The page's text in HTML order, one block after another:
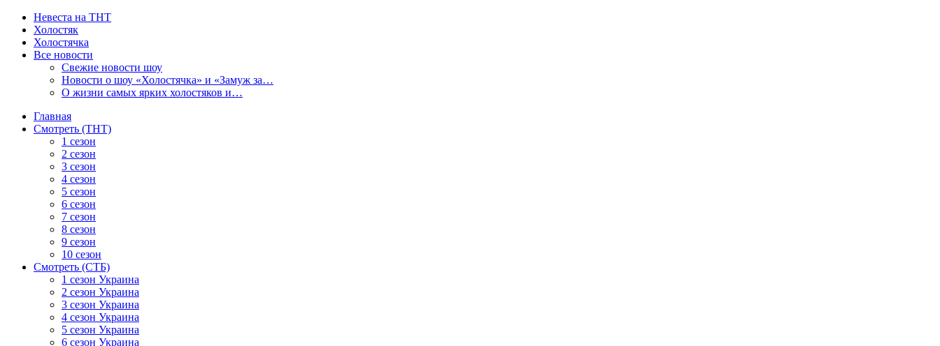
Невеста на ТНТ
Холостяк
Холостячка
Все новости
Свежие новости шоу
Новости о шоу «Холостячка» и «Замуж за…
О жизни самых ярких холостяков и…
Главная
Смотреть (ТНТ)
1 сезон
2 сезон
3 сезон
4 сезон
5 сезон
6 сезон
7 сезон
8 сезон
9 сезон
10 сезон
Смотреть (СТБ)
1 сезон Украина
2 сезон Украина
3 сезон Украина
4 сезон Украина
5 сезон Украина
6 сезон Украина